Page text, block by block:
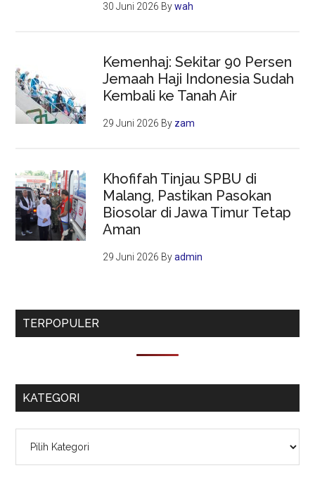
30 Juni 2026 Bywah
Kemenhaj: Sekitar 90 Persen
Jemaah Haji Indonesia Sudah
Kembali ke Tanah Air
29 Juni 2026 By zam
Khofifah Tinjau SPBU di
Malang, Pastikan Pasokan
Biosolar di Jawa Timur Tetap
Aman
29 Juni 2026 Byadmin
TERPOPULER
KATEGORI